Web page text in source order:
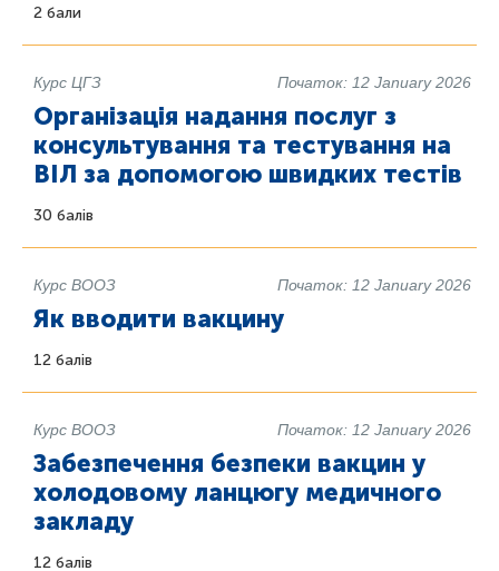
2 бали
Курс ЦГЗ Початок: 12 January 2026
Організація надання послуг з
консультування та тестування на
ВІЛ за допомогою швидких тестів
30 балів
Курс ВООЗ Початок: 12 January 2026
Як вводити вакцину
12 балів
Курс ВООЗ Початок: 12 January 2026
Забезпечення безпеки вакцин у
холодовому ланцюгу медичного
закладу
12 балів